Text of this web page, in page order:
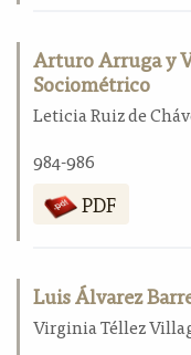
Arturo Arruga y
Sociométrico
Leticia Ruiz de
984-986
PDF
Luis Álvarez
Virginia Téllez